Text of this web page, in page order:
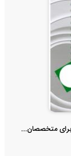
برای متخصصان...